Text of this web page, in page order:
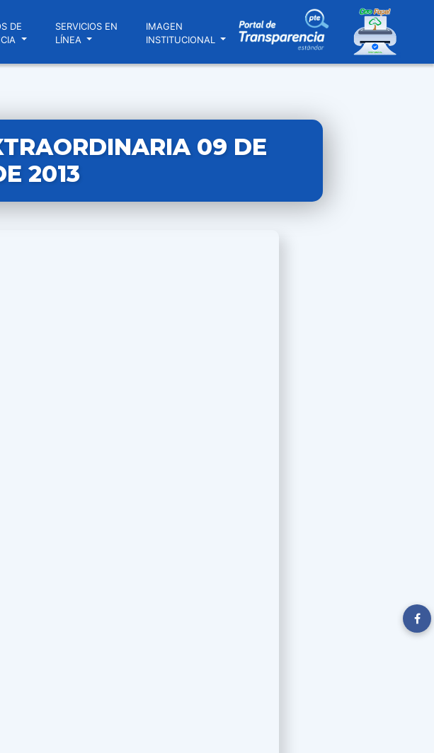
DE
SERVICIOS EN
LÍNEA
IMAGEN
INSTITUCIONAL
09 DE
2013